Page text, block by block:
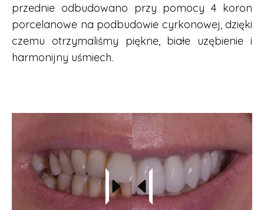
przednie odbudowano przy pomocy 4 koron
porcelanowe na podbudowie cyrkonowej, dzięki
czemu otrzymaliśmy piękne, białe uzębienie i
harmonijny uśmiech.
Zadzwoń:16 300 03 07